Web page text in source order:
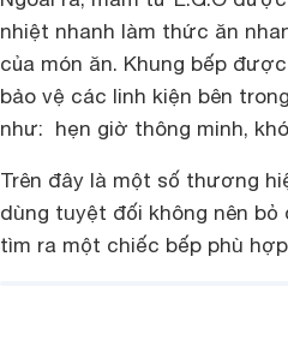
nhiệt nhanh làm thức ăn
của món ăn. Khung bếp
bảo vệ các linh kiện bên
như: hẹn giờ thông minh,
Trên đây là một số thương
dùng tuyệt đối không nên
tìm ra một chiếc bếp phù